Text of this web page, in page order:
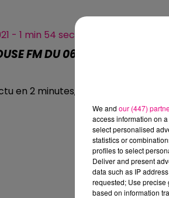
- 1 min 54 sec
FM DU 06.12.2021 À 11H00
en 2 minutes, l'info Toulouse FM.
We and our (447)
access information on
select personalised
statistics or
profiles to select
Deliver and present
data such as IP
requested; Use precise
based on information